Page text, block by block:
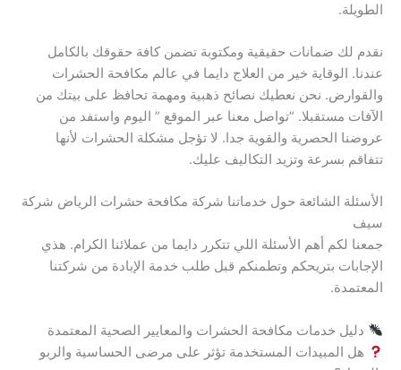
الطويلة.
نقدم لك ضمانات حقيقية ومكتوبة تضمن كافة حقوقك بالكامل
عندنا. الوقاية خير من العلاج دايما في عالم مكافحة الحشرات
والقوارض. نحن نعطيك نصائح ذهبية ومهمة تحافظ على بيتك من
الآفات مستقبلا. “تواصل معنا عبر الموقع ” اليوم واستفد من
عروضنا الحصرية والقوية جدا. لا تؤجل مشكلة الحشرات لأنها
تتفاقم بسرعة وتزيد التكاليف عليك.
الأسئلة الشائعة حول خدماتنا شركة مكافحة حشرات الرياض شركة
سيف
جمعنا لكم أهم الأسئلة اللي تتكرر دايما من عملائنا الكرام. هذي
الإجابات بتريحكم وتطمنكم قبل طلب خدمة الإبادة من شركتنا
المعتمدة.
دليل خدمات مكافحة الحشرات والمعايير الصحية المعتمدة
هل المبيدات المستخدمة تؤثر على مرضى الحساسية والربو